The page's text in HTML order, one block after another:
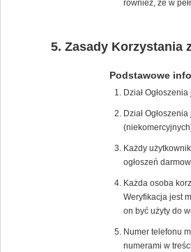
również, że w
Zasady Korzystania
Podstawowe
Dział
Dział
Każdy
ogłoszeń
Każda osoba
Weryfikacja jest
on być użyty do
Numer telefonu
numerami w